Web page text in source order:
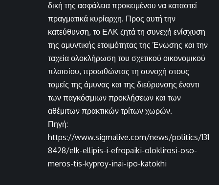
δική της ασφάλεια προκειμένου να καταστεί
πραγματικά κυρίαρχη. Προς αυτή την
κατεύθυνση, το ΕΛΚ ζητά τη συνεχή ενίσχυση
της αμυντικής ετοιμότητας της Ένωσης και την
ταχεία ολοκλήρωση του σχετικού οικονομικού
πλαισίου, προωθώντας τη συνοχή στους
τομείς της άμυνας και της διεύρυνσης έναντι
των παγκόσμιων προκλήσεων και των
αθέμιτων πρακτικών τρίτων χωρών.
Πηγή:
https://www.sigmalive.com/news/politics/131
8428/elk-ellipis-i-efropaiki-oloklirosi-oso-
meros-tis-kyproy-inai-ipo-katokhi